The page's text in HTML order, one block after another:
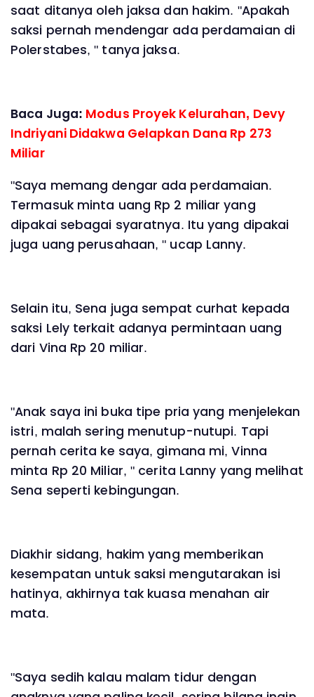
saat ditanya oleh jaksa dan hakim. "Apakah
saksi pernah mendengar ada perdamaian di
Polerstabes, " tanya jaksa.
Baca Juga: Modus Proyek Kelurahan, Devy
Indriyani Didakwa Gelapkan Dana Rp 273
Miliar
"Saya memang dengar ada perdamaian.
Termasuk minta uang Rp 2 miliar yang
dipakai sebagai syaratnya. Itu yang dipakai
juga uang perusahaan, " ucap Lanny.
Selain itu, Sena juga sempat curhat kepada
saksi Lely terkait adanya permintaan uang
dari Vina Rp 20 miliar.
"Anak saya ini buka tipe pria yang menjelekan
istri, malah sering menutup-nutupi. Tapi
pernah cerita ke saya, gimana mi, Vinna
minta Rp 20 Miliar, " cerita Lanny yang melihat
Sena seperti kebingungan.
Diakhir sidang, hakim yang memberikan
kesempatan untuk saksi mengutarakan isi
hatinya, akhirnya tak kuasa menahan air
mata.
"Saya sedih kalau malam tidur dengan